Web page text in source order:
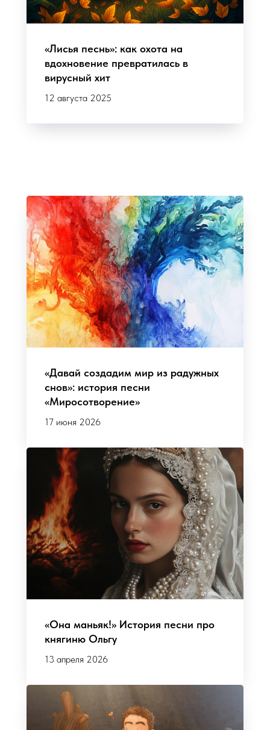
«Лисья песнь»: как охота на
вдохновение превратилась в
вирусный хит
12 августа 2025
«Давай создадим мир из радужных
снов»: история песни
«Миросотворение»
17 июня 2026
«Она маньяк!» История песни про
княгиню Ольгу
13 апреля 2026